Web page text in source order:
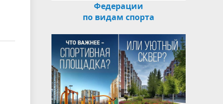
Федерации
по видам спорта